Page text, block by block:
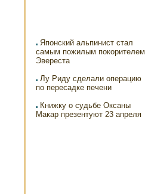
Японский альпинист стал
самым пожилым покорителем
Эвереста
Лу Риду сделали операцию
по пересадке печени
Книжку о судьбе Оксаны
Макар презентуют 23 апреля